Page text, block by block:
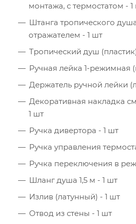
монтажа, с термостатом - 1
Штанга тропического
отражателем - 1 шт
Тропический душ
Ручная лейка 1-режимная
Держатель ручной лейки
Декоративная накладка
1 шт
Ручка дивертора - 1 шт
Ручка управления
Ручка переключения в
Шланг душа 1,5 м - 1 шт
Излив (латунный) - 1 шт
Отвод из стены - 1 шт